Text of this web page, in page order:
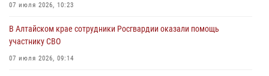
Алтайскому краю подведены итоги «прямой линии»
01 июля 2026, 07:49
07 июля 2026, 10:23
В Алтайском крае сотрудники Росгвардии оказали помощь
участнику СВО
07 июля 2026, 09:14